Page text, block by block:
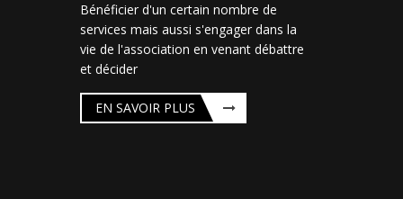
Bénéficier d'un certain nombre de
services mais aussi s'engager dans la
vie de l'association en venant débattre
et décider
EN SAVOIR PLUS